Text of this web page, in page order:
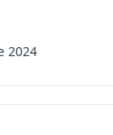
2024